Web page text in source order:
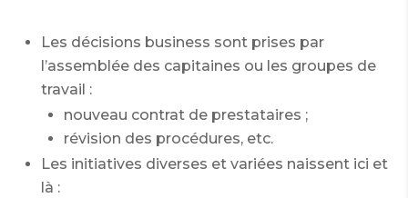
Les décisions business sont prises par
l’assemblée des capitaines ou les groupes de
travail :
nouveau contrat de prestataires ;
révision des procédures, etc.
Les initiatives diverses et variées naissent ici et
là :